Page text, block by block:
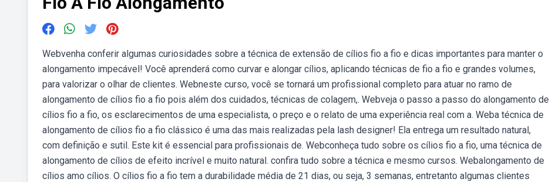
Webvenha conferir algumas curiosidades sobre a técnica de extensão de cílios fio a fio e dicas importantes para manter o
alongamento impecável! Você aprenderá como curvar e alongar cílios, aplicando técnicas de fio a fio e grandes volumes,
para valorizar o olhar de clientes. Webneste curso, você se tornará um profissional completo para atuar no ramo de
alongamento de cílios fio a fio pois além dos cuidados, técnicas de colagem,. Webveja o passo a passo do alongamento de
cílios fio a fio, os esclarecimentos de uma especialista, o preço e o relato de uma experiência real com a. Weba técnica de
alongamento de cílios fio a fio clássico é uma das mais realizadas pela lash designer! Ela entrega um resultado natural,
com definição e sutil. Este kit é essencial para profissionais de. Webconheça tudo sobre os cílios fio a fio, uma técnica de
alongamento de cílios de efeito incrível e muito natural. confira tudo sobre a técnica e mesmo cursos. Webalongamento de
cílios amo cílios. O cílios fio a fio tem a durabilidade média de 21 dias, ou seja, 3 semanas, entretanto algumas clientes